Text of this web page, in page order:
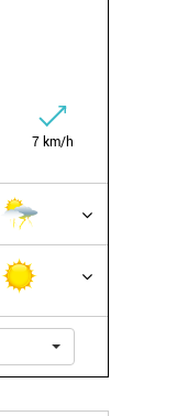
7 km/h